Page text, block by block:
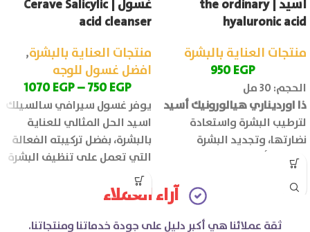
اسيد | the ordinary
hyaluronic acid
منتجات العناية بالبشرة
950EGP
الحجم: 30 مل
ذا اورديناري هيالورونيك أسيد
لترطيب البشرة واستعادة
نضارتها، وتجديد البشرة
وجعلها أكثر شباب وحيوية.
غسول | Cerave Salicylic
acid cleanser
منتجات العناية بالبشرة,
افضل غسول للوجه
750EGP
–
1070EGP
يوفر غسول سيرافي سالسيلك
اسيد الحل المثالي للعناية
بالبشرة، بفضل تركيبته الفعالة
التي تعمل على تنظيف البشرة
بعمق والحفاظ على
آراء العملاء
ثقة عملائنا هي أكبر دليل على جودة خدماتنا ومنتجاتنا.